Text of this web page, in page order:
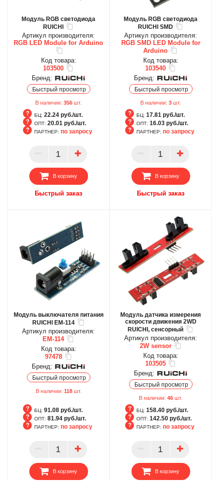
Модуль RGB светодиода
RUICHI
Артикул производителя:
RGB LED Module for Arduino
Код товара:
103500
Бренд:
Быстрый просмотр
В наличии: 356 шт.
БЦ: 22.24 руб./шт.
ОПТ: 20.01 руб./шт.
ПАРТНЕР
ПАРТНЕР: по запросу
В корзину
Быстрый заказ
Модуль RGB светодиода
RUICHI SMD
Артикул производителя:
RGB SMD LED Module for
Arduino
Код товара:
103540
Бренд:
Быстрый просмотр
В наличии: 3 шт.
БЦ: 17.81 руб./шт.
ОПТ: 16.03 руб./шт.
ПАРТНЕР
ПАРТНЕР: по запросу
В корзину
Быстрый заказ
Модуль выключателя питания
RUICHI EM-114
Артикул производителя:
EM-114
Код товара:
97478
Бренд:
Быстрый просмотр
В наличии: 118шт.
БЦ: 91.08 руб./шт.
ОПТ: 81.94 руб./шт.
ПАРТНЕР
ПАРТНЕР: по запросу
В корзину
Модуль датчика измерения
скорости движения 2WD
RUICHI, сенсорный
Артикул производителя:
2W sensor
Код товара:
103505
Бренд:
Быстрый просмотр
В наличии: 46 шт.
БЦ: 158.40 руб./шт.
ОПТ: 142.50 руб./шт.
ПАРТНЕР
ПАРТНЕР: по запросу
В корзину